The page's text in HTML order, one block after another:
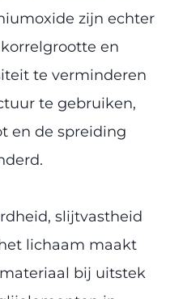
zijn echter
en
te verminderen
te gebruiken,
en de spreiding
slijtvastheid
lichaam maakt
bij uitstek